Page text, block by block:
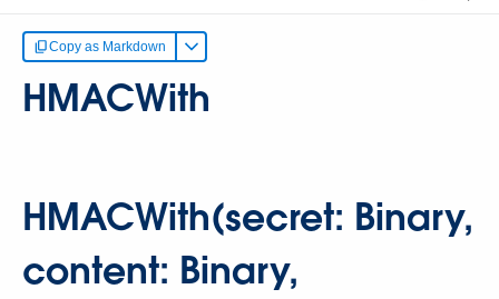
Copy as Markdown
HMACWith
HMACWith(secret: Binary,
content: Binary,